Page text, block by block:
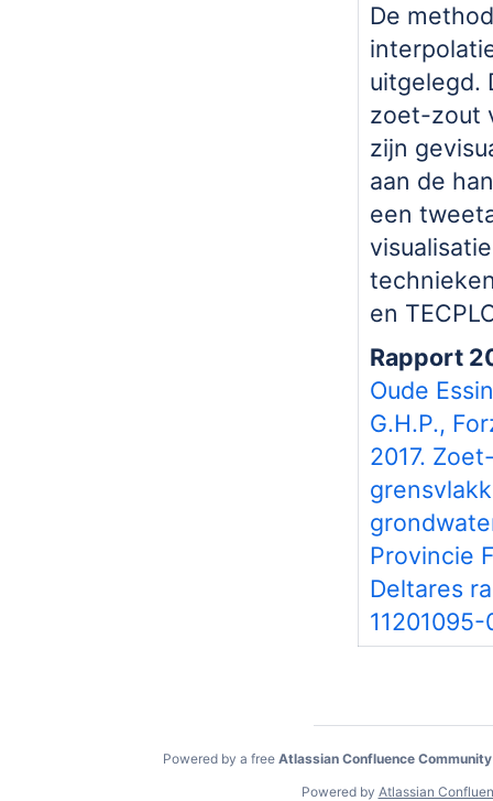
De
uitgelegd.
zoet-zout
zijn
aan de
een
visualisatie
en
Rapport
Oude
G.H.P.,
2017.
Provincie
Deltares
11201095-
Powered by a free Atlassian Confluence
Powered by Atlassian